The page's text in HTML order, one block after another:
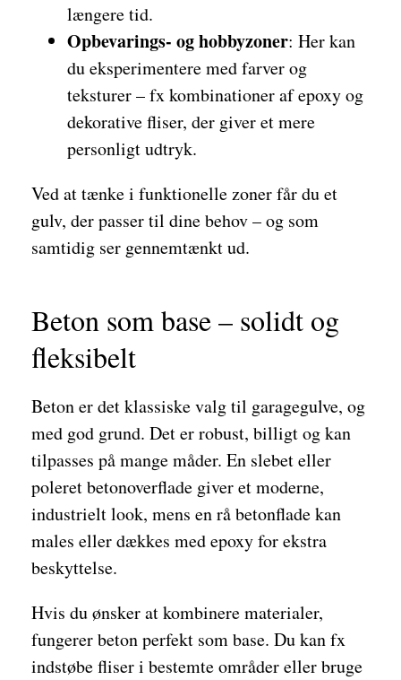
længere tid.
Opbevarings- og hobbyzoner: Her kan
du eksperimentere med farver og
teksturer – fx kombinationer af epoxy og
dekorative fliser, der giver et mere
personligt udtryk.
Ved at tænke i funktionelle zoner får du et
gulv, der passer til dine behov – og som
samtidig ser gennemtænkt ud.
Beton som base – solidt og
fleksibelt
Beton er det klassiske valg til garagegulve, og
med god grund. Det er robust, billigt og kan
tilpasses på mange måder. En slebet eller
poleret betonoverflade giver et moderne,
industrielt look, mens en rå betonflade kan
males eller dækkes med epoxy for ekstra
beskyttelse.
Hvis du ønsker at kombinere materialer,
fungerer beton perfekt som base. Du kan fx
indstøbe fliser i bestemte områder eller bruge